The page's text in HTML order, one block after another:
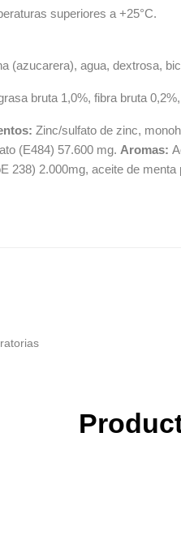
superiores a +25°C.
(azucarera), agua, dextrosa,
bruta 1,0%, fibra bruta
Zinc/sulfato de zinc,
(E484) 57.600 mg. Aromas:
238) 2.000mg, aceite de menta